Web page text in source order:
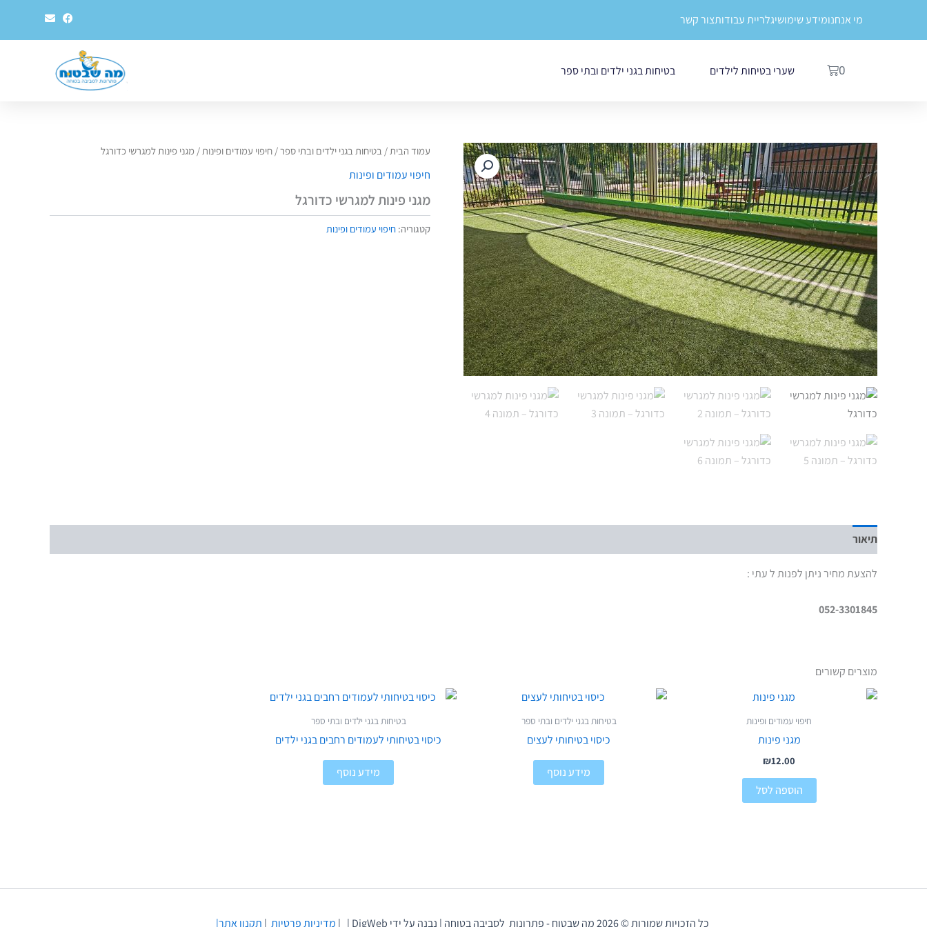
מי אנחנומידע שימושיגלריית עבודותצור קשר F
a
b
o
o
k
E
n
0
עגלת
שערי בטיחות לילדים בטיחות בגני ילדים ובתי ספר
עמוד הבית/ בטיחות בגני ילדים ובתי ספר/ חיפוי עמודים ופינות/ מגני פינות למגרשי כדורגל
חיפוי עמודים ופינות
מגני פינות למגרשי כדורגל
קטגוריה: חיפוי עמודים ופינות
תיאור
להצעת מחיר ניתן לפנות ל עתי :
052-3301845
מוצרים קשורים
חיפוי עמודים ופינות
מגני פינות
₪12.00
הוספה לסל
בטיחות בגני ילדים ובתי ספר
כיסוי בטיחותי לעצים
מידע נוסף
בטיחות בגני ילדים ובתי ספר
כיסוי בטיחותי לעמודים רחבים בגני ילדים
מידע נוסף
כל הזכויות שמורות © 2026 מה שבטוח - פתרונות לסביבה בטוחה | נבנה על ידי DigWeb | | מדיניות פרטיות | תקנוןאתר|